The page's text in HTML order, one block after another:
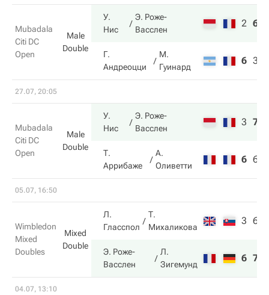
Mubadala
Citi DC
Open
Male
Double
У.
Нис
Э. Роже-
Васслен
2 6
Г.
Андреоцци
М.
Гуинард
6 3
27.07, 20:05
Mubadala
Citi DC
Open
Male
Double
У.
Нис
Э. Роже-
Васслен
3 7
Т.
Аррибаже
А.
Оливетти
6 6
05.07, 16:50
Wimbledon
Mixed
Doubles
Mixed
Double
Л.
Гласспол
Т.
Михаликова
3 6
Э. Роже-
Васслен
Л.
Зигемунд
6 7
04.07, 13:10